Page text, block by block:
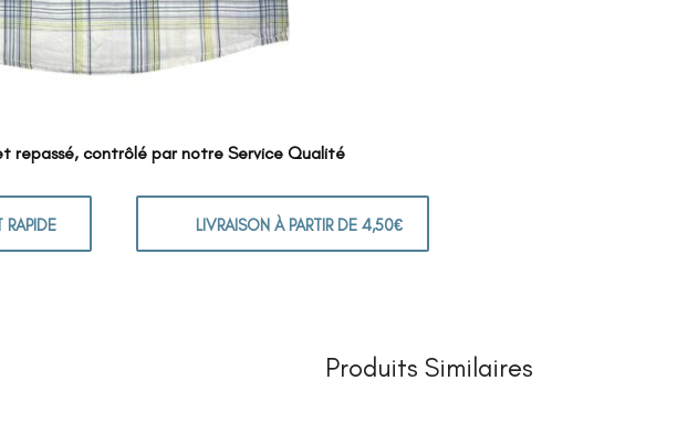
repassé, contrôlé par notre Service Qualité
LIVRAISON À PARTIR DE 4,50€
Produits Similaires